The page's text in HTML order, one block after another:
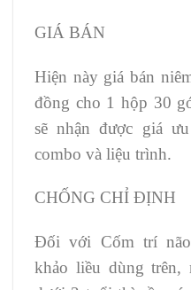
GIÁ BÁN
Hiện này giá bán
đồng cho 1 hộp 30
sẽ nhận được giá
combo và liệu trình.
CHỐNG CHỈ ĐỊNH
Đối với Cốm trí não
khảo liều dùng trên,